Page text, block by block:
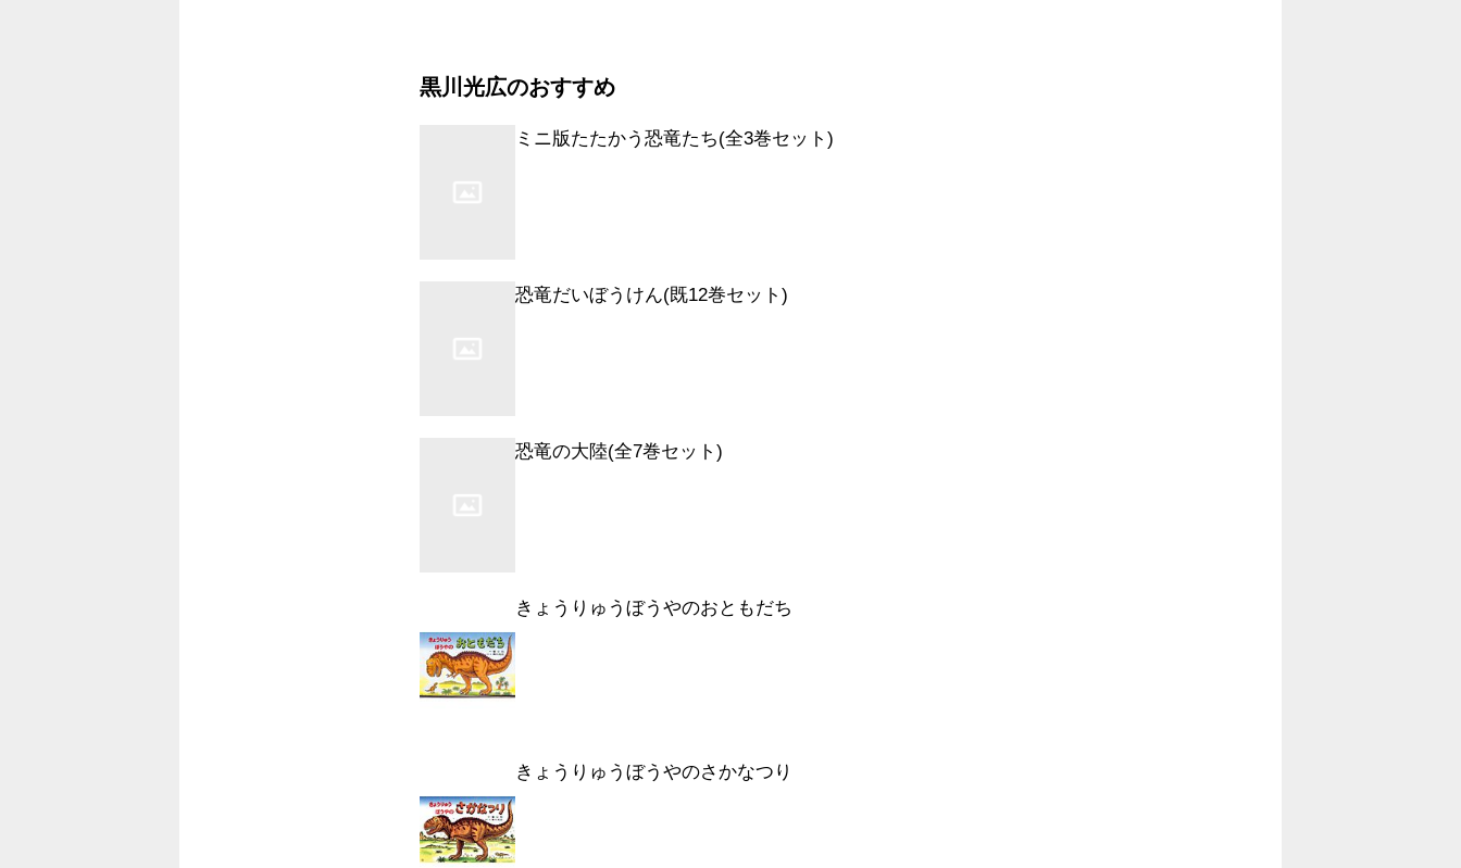
黒川光広のおすすめ
ミニ版たたかう恐竜たち(全3巻セット)
恐竜だいぼうけん(既12巻セット)
恐竜の大陸(全7巻セット)
きょうりゅうぼうやのおともだち
きょうりゅうぼうやのさかなつり